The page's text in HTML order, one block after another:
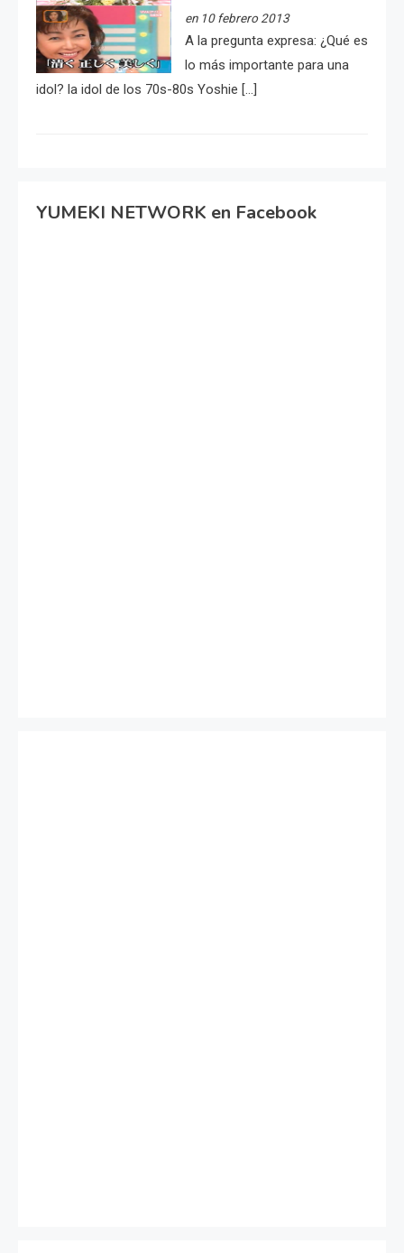
en 10 febrero 2013
A la pregunta expresa: ¿Qué es
lo más importante para una
idol? la idol de los 70s-80s Yoshie […]
YUMEKI NETWORK en Facebook